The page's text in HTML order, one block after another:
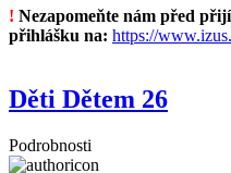
! Nezapomeňte nám před
přihlášku na: https://
Děti Dětem 26
Podrobnosti